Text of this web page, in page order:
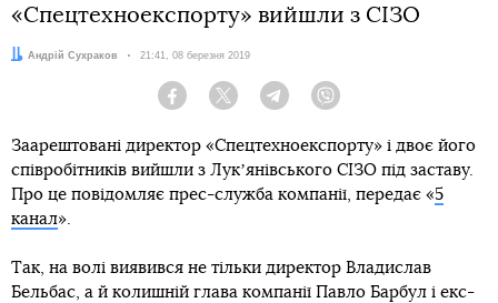
«Спецтехноекспорту» вийшли з СІЗО
Автор:
Андрій Сухраков Дата:
21:41, 08 березня 2019
Facebook Twitter Telegram
Заарештовані директор «Спецтехноекспорту» і двоє його
співробітників вийшли з Лукʼянівського СІЗО під заставу.
Про це повідомляє прес-служба компанії, передає «5
канал».
Так, на волі виявився не тільки директор Владислав
Бельбас, а й колишній глава компанії Павло Барбул і екс-